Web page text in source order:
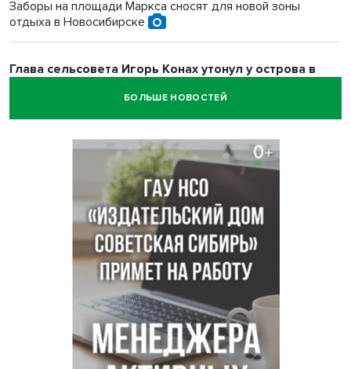
Заборы на площади Маркса сносят для новой зоны
отдыха в Новосибирске
Глава сельсовета Игорь Конах утонул у острова в
БОЛЬШЕ НОВОСТЕЙ